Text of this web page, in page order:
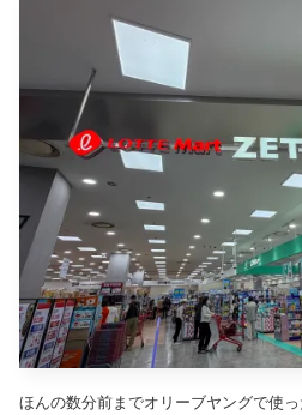
ほんの数分前までオリーブヤングで使っ